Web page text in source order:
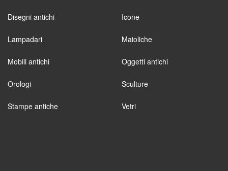
Disegni antichi Icone
Lampadari Maioliche
Mobili antichi Oggetti antichi
Orologi Sculture
Stampe antiche Vetri